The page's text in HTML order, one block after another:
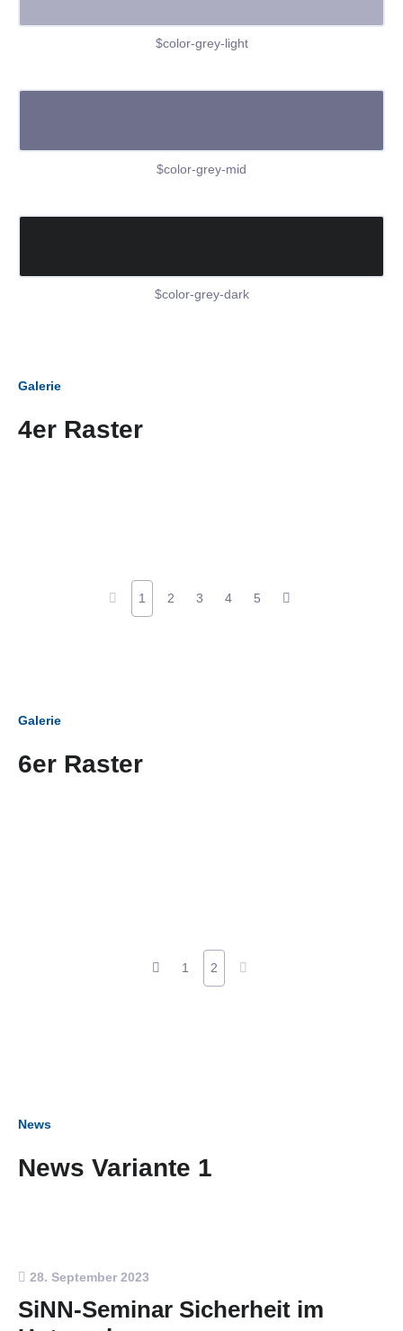
$color-grey-light
$color-grey-mid
$color-grey-dark
Galerie
4er Raster
1 2 3 4 5
Galerie
6er Raster
1 2
News
News Variante 1
28. September 2023
SiNN-Seminar Sicherheit im